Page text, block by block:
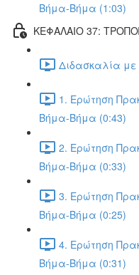
Βήμα-Βήμα (1:03)
ΚΕΦΑΛΑΙΟ 37:
Διδασκαλία με
1. Ερώτηση
Βήμα-Βήμα (0:43)
2. Ερώτηση
Βήμα-Βήμα (0:33)
3. Ερώτηση
Βήμα-Βήμα (0:25)
4. Ερώτηση
Βήμα-Βήμα (0:31)